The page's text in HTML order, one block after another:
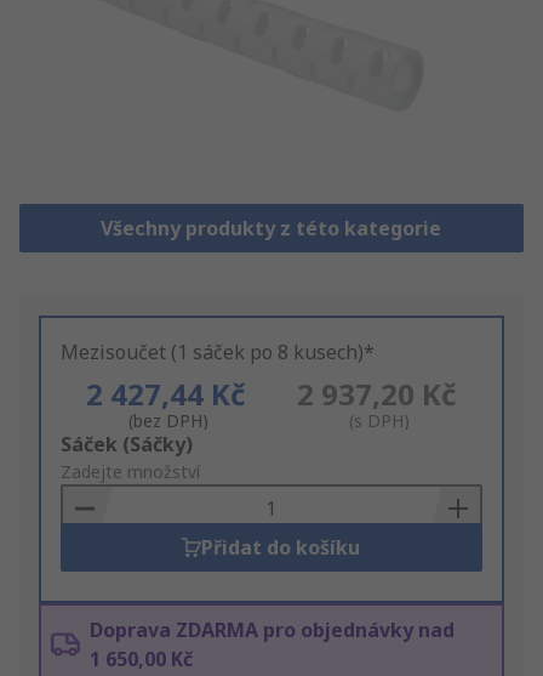
Všechny produkty z této kategorie
Mezisoučet (1 sáček po 8 kusech)*
2 427,44 Kč
(bez DPH)
2 937,20 Kč
(s DPH)
Add
to
Basket
Sáček (Sáčky)
Zadejte množství
Přidat do košíku
Doprava ZDARMA pro objednávky nad
1 650,00 Kč